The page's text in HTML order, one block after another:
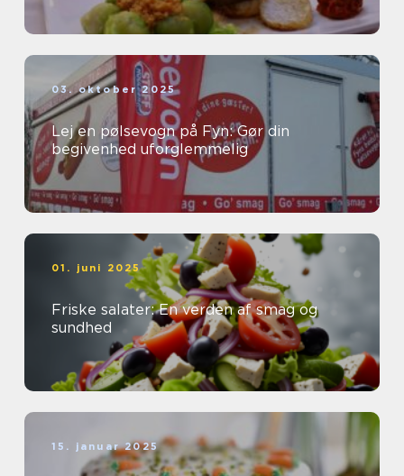
03. oktober 2025
Lej en pølsevogn på Fyn: Gør din
begivenhed uforglemmelig
01. juni 2025
Friske salater: En verden af smag og
sundhed
15. januar 2025